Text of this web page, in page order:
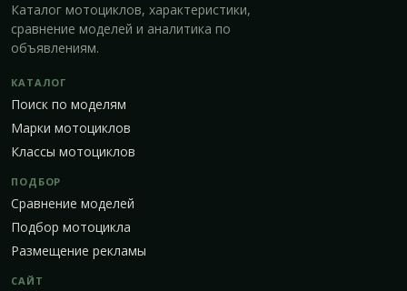
Каталог мотоциклов, характеристики,
сравнение моделей и аналитика по
объявлениям.
КАТАЛОГ
Поиск по моделям
Марки мотоциклов
Классы мотоциклов
ПОДБОР
Сравнение моделей
Подбор мотоцикла
Размещение рекламы
САЙТ